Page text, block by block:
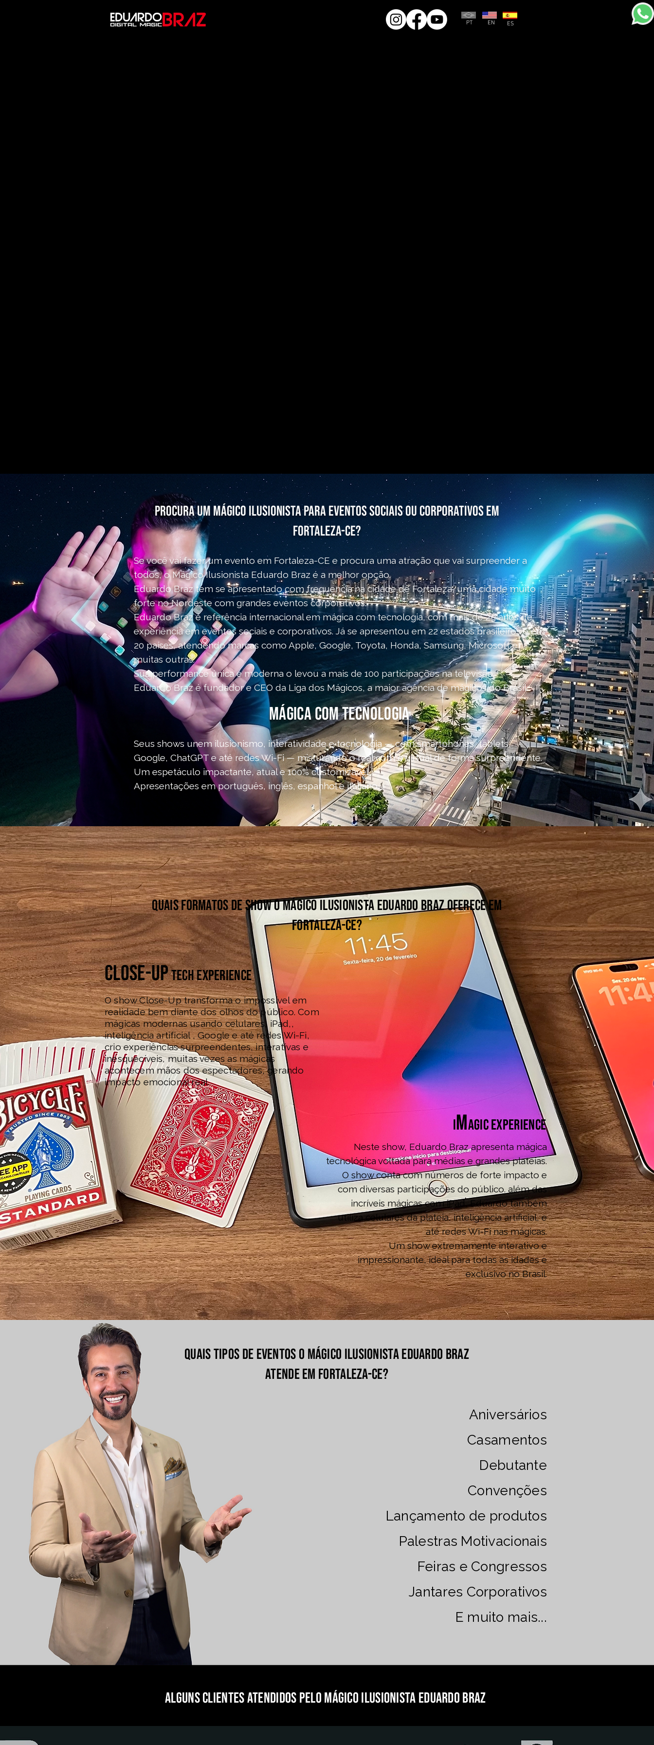
PT EN ES
Procura um Mágico Ilusionista para eventos sociais ou corporativos em
Fortaleza-CE?
Se você vai fazer um evento em Fortaleza-CE e procura uma atração que vai surpreender a
todos, o Mágico Ilusionista Eduardo Braz é a melhor opção.
Eduardo Braz tem se apresentado com frequencia na cidade de Fortaleza, uma cidade muito
forte no Nordeste com grandes eventos corporativos.
Eduardo Braz é referência internacional em mágica com tecnologia, com mais de 25 anos de
experiência em eventos sociais e corporativos. Já se apresentou em 22 estados brasileiros e em
20 países, atendendo marcas como Apple, Google, Toyota, Honda, Samsung, Microsoft e
muitas outras.
Sua performance única e moderna o levou a mais de 100 participações na televisão.
Eduardo Braz é fundador e CEO da Liga dos Mágicos, a maior agência de mágicos do Brasil.
Mágica com Tecnologia
Seus shows unem ilusionismo, interatividade e tecnologia — com smartphones, tablets,
Google, ChatGPT e até redes Wi-Fi — misturando o real com o virtual de forma surpreendente.
Um espetáculo impactante, atual e 100% customizável.
Apresentações em português, inglês, espanhol e italiano.
Quais formatos de show o Mágico Ilusionista Eduardo Braz oferece em
Fortaleza-CE?
close-uptech experience
O show Close-Up transforma o impossível em
realidade bem diante dos olhos do público. Com
mágicas modernas usando celulares, iPad,,
inteligência artificial , Google e até redes Wi-Fi,
crio experiências surpreendentes, interativas e
inesquecíveis, muitas vezes as mágicas
acontecem mãos dos espectadores, gerando
impacto emocional real.
imagic experience
Neste show, Eduardo Braz apresenta mágica
tecnológica voltada para médias e grandes plateias.
O show conta com números de forte impacto e
com diversas participações do público. além das
incríveis mágicas com iPad, Eduardo também
utiliza celulares da plateia, inteligência artificial, e
até redes Wi-Fi nas mágicas.
Um show extremamente interativo e
impressionante, ideal para todas as idades e
exclusivo no Brasil.
Quais tipos de eventos o Mágico Ilusionista Eduardo Braz
atende em Fortaleza-CE?
Aniversários
Casamentos
Debutante
Convenções
Lançamento de produtos
Palestras Motivacionais
Feiras e Congressos
Jantares Corporativos
E muito mais...
Alguns clientes atendidos pelo mágico ilusionista eduardo braz